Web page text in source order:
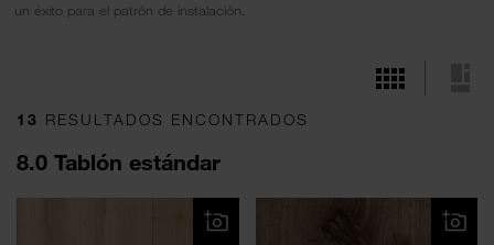
un éxito para el patrón de instalación.
13 RESULTADOS ENCONTRADOS
8.0 Tablón estándar